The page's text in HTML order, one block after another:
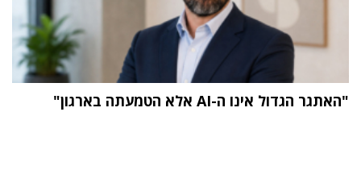
"האתגר הגדול אינו ה-AI אלא הטמעתה בארגון"